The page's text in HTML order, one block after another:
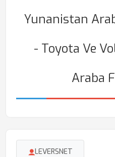
Yunanistan
- Toyota Ve
Araba
LEVERSNET